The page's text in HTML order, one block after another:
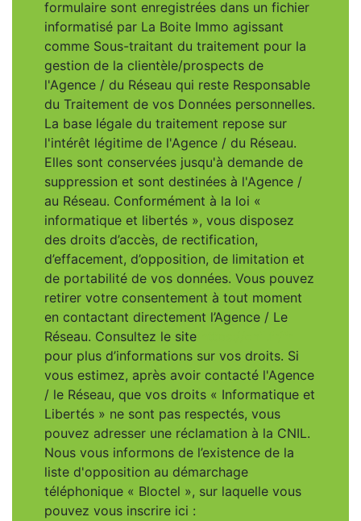
formulaire sont enregistrées dans un fichier
informatisé par La Boite Immo agissant
comme Sous-traitant du traitement pour la
gestion de la clientèle/prospects de
l'Agence / du Réseau qui reste Responsable
du Traitement de vos Données personnelles.
La base légale du traitement repose sur
l'intérêt légitime de l'Agence / du Réseau.
Elles sont conservées jusqu'à demande de
suppression et sont destinées à l'Agence /
au Réseau. Conformément à la loi «
informatique et libertés », vous disposez
des droits d’accès, de rectification,
d’effacement, d’opposition, de limitation et
de portabilité de vos données. Vous pouvez
retirer votre consentement à tout moment
en contactant directement l’Agence / Le
Réseau. Consultez le site
pour plus d’informations sur vos droits. Si
vous estimez, après avoir contacté l'Agence
/ le Réseau, que vos droits « Informatique et
Libertés » ne sont pas respectés, vous
pouvez adresser une réclamation à la CNIL.
Nous vous informons de l’existence de la
liste d'opposition au démarchage
téléphonique « Bloctel », sur laquelle vous
pouvez vous inscrire ici :